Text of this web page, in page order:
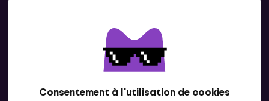
Consentement à l'utilisation de cookies
Contacte nous